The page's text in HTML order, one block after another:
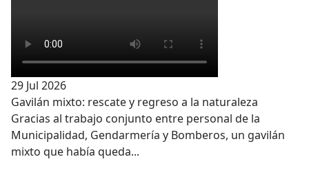
29 Jul 2026
Gavilán mixto: rescate y regreso a la naturaleza
Gracias al trabajo conjunto entre personal de la
Municipalidad, Gendarmería y Bomberos, un gavilán
mixto que había queda...